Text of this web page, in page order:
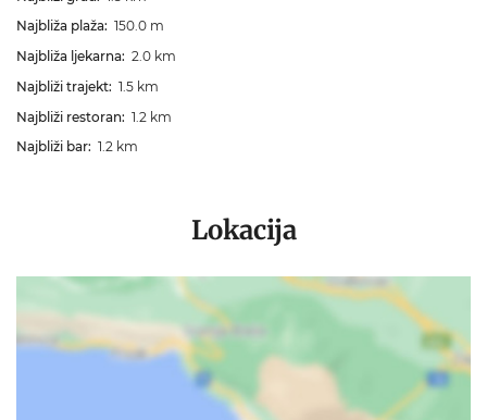
Najbliža plaža: 150.0 m
Najbliža ljekarna: 2.0 km
Najbliži trajekt: 1.5 km
Najbliži restoran: 1.2 km
Najbliži bar: 1.2 km
Lokacija